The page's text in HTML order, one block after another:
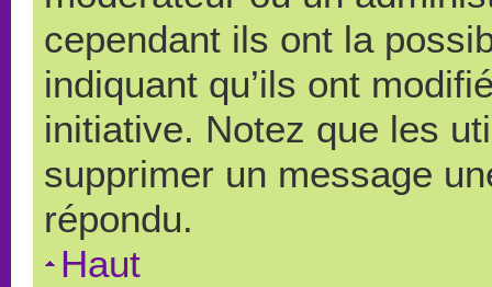
cependant ils ont la
indiquant qu’ils ont
initiative. Notez que les
supprimer un message
répondu.
Haut